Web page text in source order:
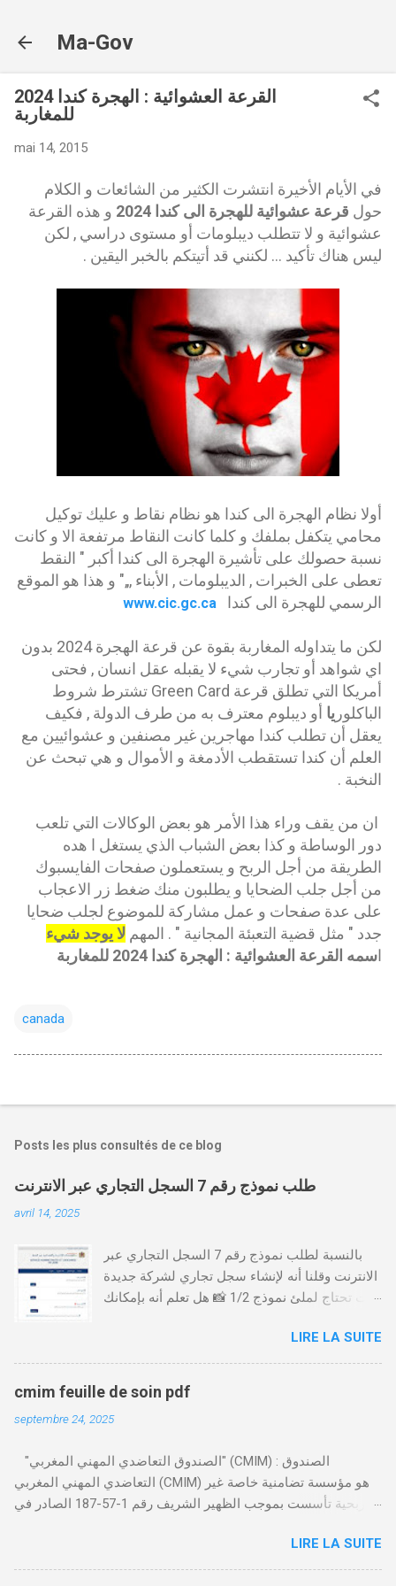
Ma-Gov
القرعة العشوائية : الهجرة كندا 2024
للمغاربة
mai 14, 2015
في الأيام الأخيرة انتشرت الكثير من الشائعات و الكلام
حول قرعة عشوائية للهجرة الى كندا 2024
و هذه القرعة
عشوائية و لا تتطلب ديبلومات أو مستوى دراسي , لكن
ليس هناك تأكيد ... لكنني قد أتيتكم بالخبر اليقين .
أولا نظام الهجرة الى كندا هو نظام نقاط و عليك توكيل
محامي يتكفل بملفك و كلما كانت النقاط مرتفعة الا و كانت
نسبة حصولك على تأشيرة الهجرة الى كندا أكبر " النقط
تعطى على الخبرات , الديبلومات , الأبناء ,,," و هذا هو الموقع
الرسمي للهجرة الى كندا
www.cic.gc.ca
لكن ما يتداوله المغاربة بقوة عن قرعة الهجرة 2024 بدون
اي شواهد أو تجارب شيء لا يقبله عقل انسان , فحتى
أمريكا التي تطلق قرعة Green Card تشترط شروط
الباكلور يا أو ديبلوم معترف به من طرف الدولة , فكيف
يعقل أن تطلب كندا مهاجرين غير مصنفين و عشوائيين مع
العلم أن كندا تستقطب الأدمغة و الأموال و هي تبحث عن
النخبة .
ان من يقف وراء هذا الأمر هو بعض الوكالات التي تلعب
دور الوساطة و كذا بعض الشباب الذي يستغل ا هده
الطريقة من أجل الربح و يستعملون صفحات الفايسبوك
من أجل جلب الضحايا و يطلبون منك ضغط زر الاعجاب
على عدة صفحات و عمل مشاركة للموضوع لجلب ضحايا
جدد " مثل قضية التعبئة المجانية " . المهم لا يوجد شيء
اسمه القرعة العشوائية : الهجرة كندا 2024 للمغاربة
canada
Posts les plus consultés de ce blog
طلب نموذج رقم 7 السجل التجاري عبر الانترنت
avril 14, 2025
بالنسبة لطلب نموذج رقم 7 السجل التجاري عبر
الانترنت وقلنا أنه لإنشاء سجل تجاري لشركة جديدة
أنت تحتاج لملئ نموذج 1/2 📸 هل تعلم أنه بإمكانك
من خلال الموقع التابع لوزارة العدل، بدون الحاجة
للتنقل للمحكمة التجارية
https://servicesenligne.justice.gov.ma كيفية
طلب النموذجين 7 و 9 من الإنترنت في المغرب .
الخطوات: الدخول إلى موقع المحاكم-
المعلومات الشخصية إضافة معلومات الطالب .
دفع واجب الأداء 20 درهم عن طريق البطاقة
البنكية. تأكيد العملية . استلام النموذج في مدة
LIRE LA SUITE
cmim feuille de soin pdf
septembre 24, 2025
"الصندوق التعاضدي المهني المغربي" (CMIM) : الصندوق
التعاضدي المهني المغربي (CMIM) هو مؤسسة تضامنية خاصة غير
ربحية تأسست بموجب الظهير الشريف رقم 1-57-187 الصادر في
المهنية لفائدة الأجراء والعاملين في مختلف المقاولات المغربية. تدير
CMIM شبكة واسعة من المنخرطين وتعمل على تقديم تغطية صحية
LIRE LA SUITE